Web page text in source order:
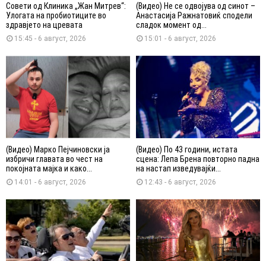
Совети од Клиника „Жан Митрев“:
Улогата на пробиотиците во
здравјето на цревата
15:45 - 6 август, 2026
(Видео) Не се одвојува од синот –
Анастасија Ражнатовиќ сподели
сладок момент од...
15:01 - 6 август, 2026
(Видео) Марко Пејчиновски ја
избричи главата во чест на
покојната мајка и како...
14:01 - 6 август, 2026
(Видео) По 43 години, истата
сцена: Лепа Брена повторно падна
на настап изведувајќи...
12:43 - 6 август, 2026